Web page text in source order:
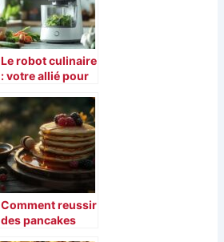
Le robot culinaire
: votre allié pour
économique au
quotidien
Comment reussir
des pancakes